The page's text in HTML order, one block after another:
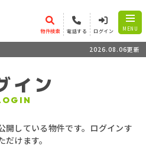
物件検索 電話する ログイン MENU
2026.08.06更新
イン
開している物件です。ログインす
けます。